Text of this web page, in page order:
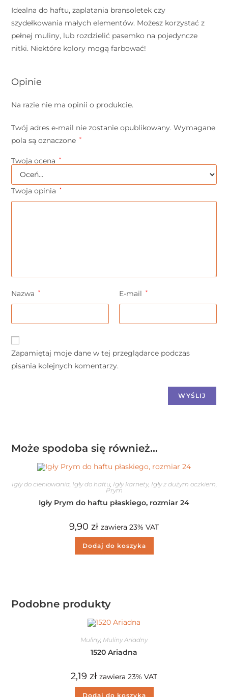
Idealna do haftu, zaplatania bransoletek czy
szydełkowania małych elementów. Możesz korzystać z
pełnej muliny, lub rozdzielić pasemko na pojedyncze
nitki. Niektóre kolory mogą farbować!
Opinie
Na razie nie ma opinii o produkcie.
Twój adres e-mail nie zostanie opublikowany. Wymagane
pola są oznaczone *
Twoja ocena *
Twoja opinia *
Nazwa * E-mail *
Zapamiętaj moje dane w tej przeglądarce podczas
pisania kolejnych komentarzy.
Może spodoba się również…
Igły do cieniowania, Igły do haftu, Igły karnety, Igły z dużym oczkiem,
Prym
Igły Prym do haftu płaskiego, rozmiar 24
9,90 zł zawiera 23% VAT
Dodaj do koszyka
Podobne produkty
Muliny, Muliny Ariadny
1520 Ariadna
2,19 zł zawiera 23% VAT
Dodaj do koszyka